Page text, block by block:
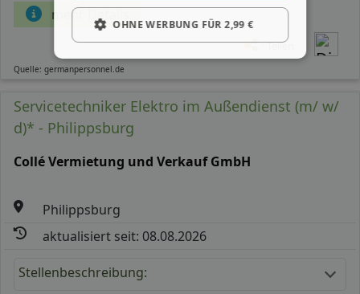
mehr Details
Teilen
Quelle: germanpersonnel.de
Servicetechniker Elektro im Außendienst (m/ w/
d)* - Philippsburg
Collé Vermietung und Verkauf GmbH
Philippsburg
aktualisiert seit: 08.08.2026
Stellenbeschreibung:
OHNE WERBUNG FÜR 2,99 €